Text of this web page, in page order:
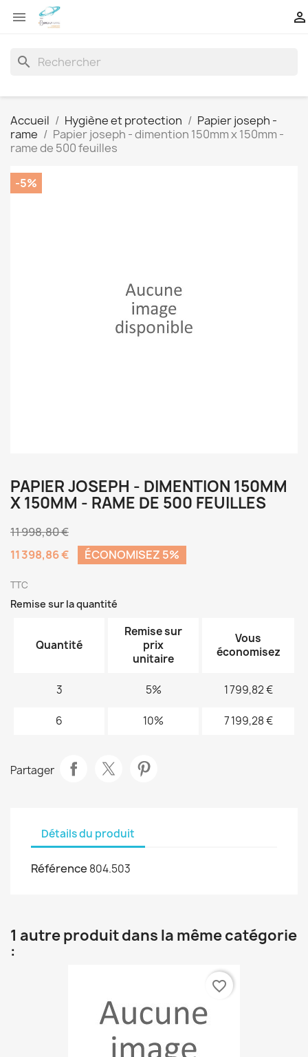
 
search
Accueil Hygiène et protection
Papier joseph -
rame
Papier joseph - dimention 150mm x 150mm -
rame de 500 feuilles
-5%
PAPIER JOSEPH - DIMENTION 150MM
X 150MM - RAME DE 500 FEUILLES
11 998,80 €
11 398,86 €
ÉCONOMISEZ 5%
TTC
Remise sur la quantité
Quantité
Remise sur
prix
unitaire
Vous
économisez
3 5% 1 799,82 €
6 10% 7 199,28 €
Partager
Détails du produit
Référence 804.503
1 autre produit dans la même catégorie
:
favorite_border